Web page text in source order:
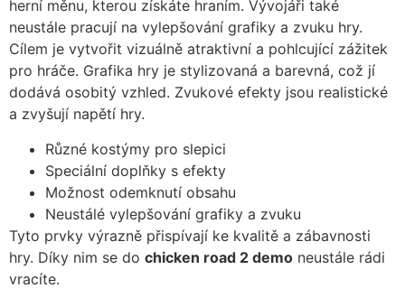
herní měnu, kterou získáte hraním. Vývojáři také
neustále pracují na vylepšování grafiky a zvuku hry.
Cílem je vytvořit vizuálně atraktivní a pohlcující zážitek
pro hráče. Grafika hry je stylizovaná a barevná, což jí
dodává osobitý vzhled. Zvukové efekty jsou realistické
a zvyšují napětí hry.
Různé kostýmy pro slepici
Speciální doplňky s efekty
Možnost odemknutí obsahu
Neustálé vylepšování grafiky a zvuku
Tyto prvky výrazně přispívají ke kvalitě a zábavnosti
hry. Díky nim se do chicken road 2 demo neustále rádi
vracíte.